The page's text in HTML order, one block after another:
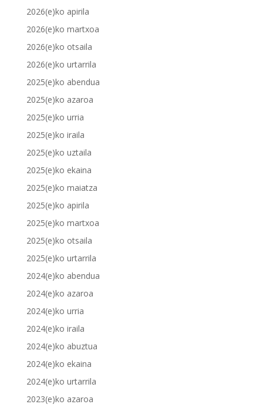
2026(e)ko apirila
2026(e)ko martxoa
2026(e)ko otsaila
2026(e)ko urtarrila
2025(e)ko abendua
2025(e)ko azaroa
2025(e)ko urria
2025(e)ko iraila
2025(e)ko uztaila
2025(e)ko ekaina
2025(e)ko maiatza
2025(e)ko apirila
2025(e)ko martxoa
2025(e)ko otsaila
2025(e)ko urtarrila
2024(e)ko abendua
2024(e)ko azaroa
2024(e)ko urria
2024(e)ko iraila
2024(e)ko abuztua
2024(e)ko ekaina
2024(e)ko urtarrila
2023(e)ko azaroa